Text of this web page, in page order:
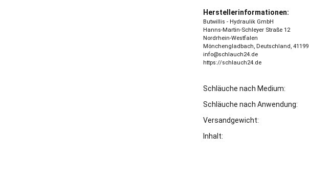
Herstellerinformationen:
Butwillis - Hydraulik GmbH
Hanns-Martin-Schleyer Straße 12
Nordrhein-Westfalen
Mönchengladbach, Deutschland, 41199
info@schlauch24.de
https://schlauch24.de
Schläuche nach Medium:
Schläuche nach Anwendung:
Versandgewicht:
Inhalt: